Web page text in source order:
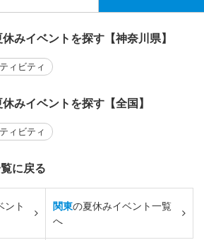
みイベントを探す【神奈川県】
ィビティ
みイベントを探す【全国】
ィビティ
に戻る
ント
関東の夏休みイベント一覧
へ